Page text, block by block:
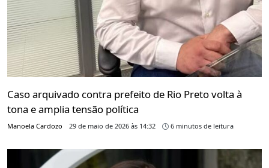
Caso arquivado contra prefeito de Rio Preto volta à
tona e amplia tensão política
Manoela Cardozo 29 de maio de 2026 às 14:32 6 minutos de leitura